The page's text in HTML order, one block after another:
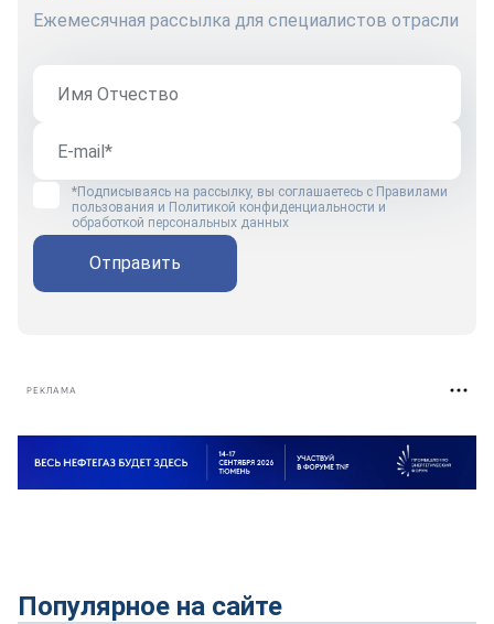
Ежемесячная рассылка для специалистов отрасли
*Подписываясь на рассылку, вы соглашаетесь с Правилами
пользования и Политикой конфиденциальности и
обработкой персональных данных
Отправить
РЕКЛАМА
Популярное на сайте